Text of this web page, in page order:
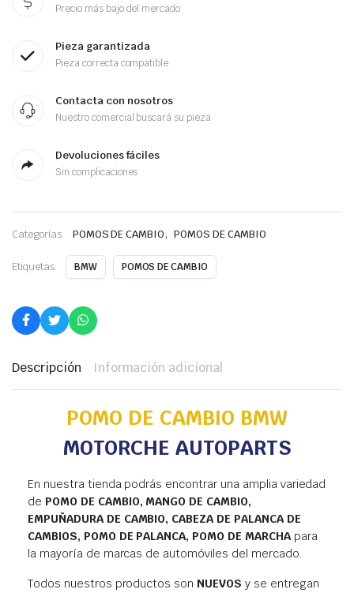
Precio más bajo del mercado
Pieza garantizada
Pieza correcta compatible
Contacta con nosotros
Nuestro comercial buscará su pieza
Devoluciones fáciles
Sin complicaciones
Categorías: POMOS DE CAMBIO, POMOS DE CAMBIO
Etiquetas: BMW POMOS DE CAMBIO
Descripción Información adicional
POMO DE CAMBIO BMW
MOTORCHE AUTOPARTS
En nuestra tienda podrás encontrar una amplia variedad
de POMO DE CAMBIO, MANGO DE CAMBIO,
EMPUÑADURA DE CAMBIO, CABEZA DE PALANCA DE
CAMBIOS, POMO DE PALANCA, POMO DE MARCHApara
la mayoría de marcas de automóviles del mercado.
Todos nuestros productos son NUEVOS y se entregan